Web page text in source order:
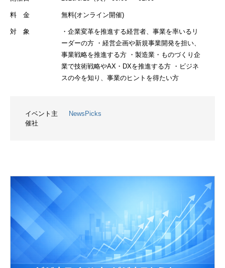
料 金 無料(オンライン開催)
対 象
・企業変革を推進する経営者、事業を率いるリ
ーダーの方 ・経営企画や新規事業開発を担い、
事業戦略を推進する方 ・製造業・ものづくり企
業で技術戦略やAX・DXを推進する方 ・ビジネ
スの今を知り、事業のヒントを得たい方
イベント主
催社
NewsPicks